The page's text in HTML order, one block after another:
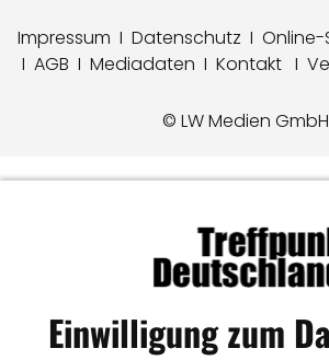
Impressum I Datenschutz I
I AGB I Mediadaten I Kontakt I
© LW Medien GmbH
Einwilligung zum